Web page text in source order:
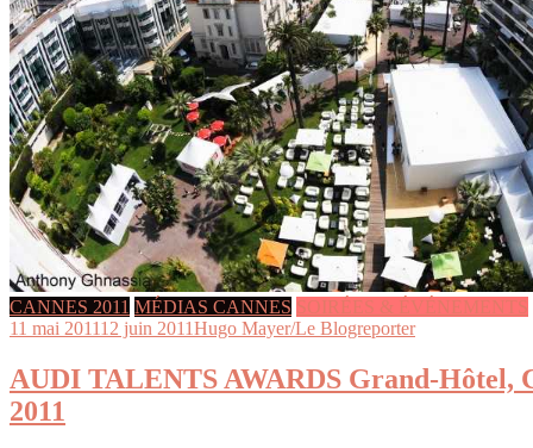
CANNES 2011 MÉDIAS CANNES SOIRÉES & ÉVÉNEMENTS
11 mai 201112 juin 2011Hugo Mayer/Le Blogreporter
AUDI TALENTS AWARDS Grand-Hôtel,
2011